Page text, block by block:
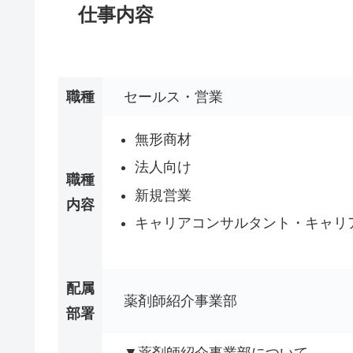
仕事内容
職種 セールス・営業
職種
内容
無形商材
法人向け
新規営業
キャリアコンサルタント・キャリ
配属
部署
薬剤師紹介事業部